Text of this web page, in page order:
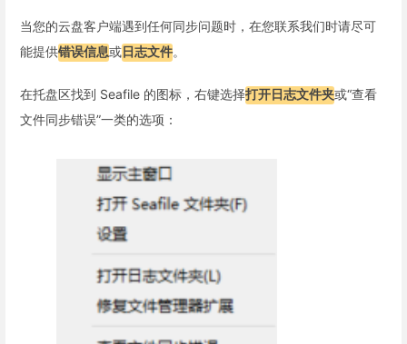
当您的云盘客户端遇到任何同步问题时，在您联系我们时请尽可
能提供错误信息或日志文件。
在托盘区找到 Seafile 的图标，右键选择打开日志文件夹或“查看
文件同步错误”一类的选项：